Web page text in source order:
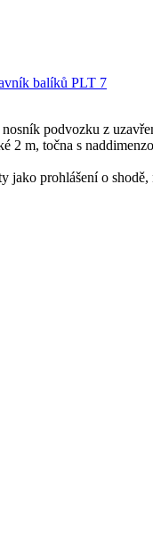
podvozku z
m, točna s
jako prohlášení o